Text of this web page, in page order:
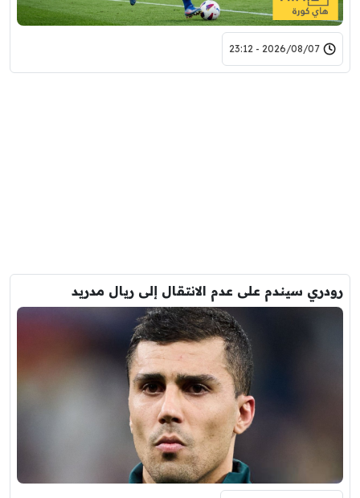
2026/08/07 - 23:12
رودري سيندم على عدم الانتقال إلى ريال مدريد